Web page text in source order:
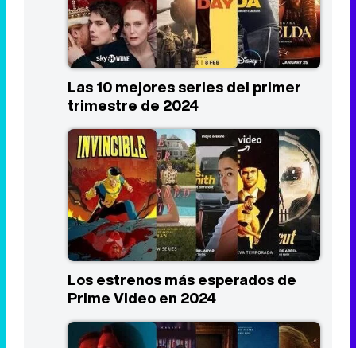
Las 10 mejores series del primer
trimestre de 2024
Los estrenos más esperados de
Prime Video en 2024